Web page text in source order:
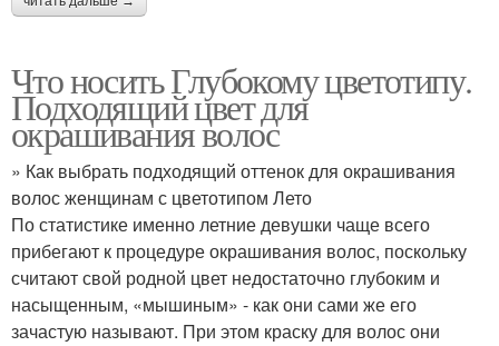
Что носить Глубокому цветотипу.
Подходящий цвет для
окрашивания волос
» Как выбрать подходящий оттенок для окрашивания
волос женщинам с цветотипом Лето
По статистике именно летние девушки чаще всего
прибегают к процедуре окрашивания волос, поскольку
считают свой родной цвет недостаточно глубоким и
насыщенным, «мышиным» - как они сами же его
зачастую называют. При этом краску для волос они